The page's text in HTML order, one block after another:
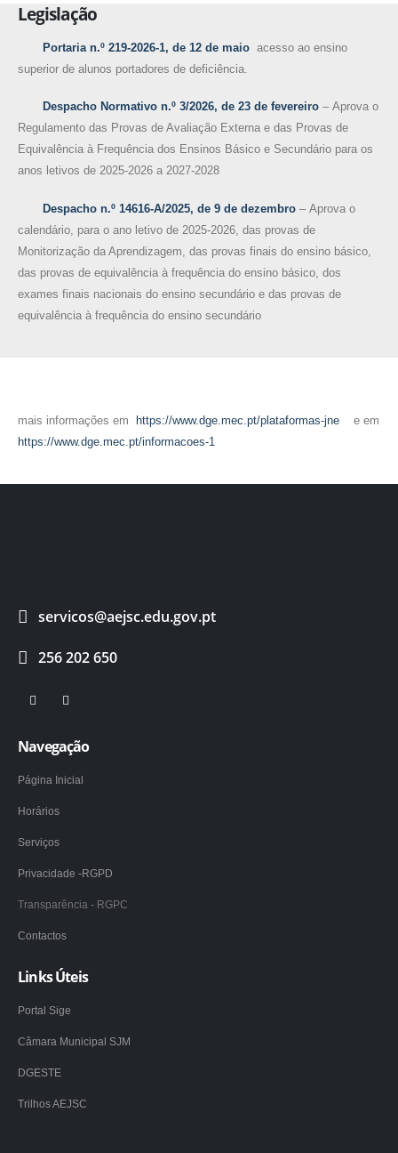
Legislação
Portaria n.º 219-2026-1, de 12 de maio acesso ao ensino
superior de alunos portadores de deficiência.
Despacho Normativo n.º 3/2026, de 23 de fevereiro – Aprova o
Regulamento das Provas de Avaliação Externa e das Provas de
Equivalência à Frequência dos Ensinos Básico e Secundário para os
anos letivos de 2025-2026 a 2027-2028
Despacho n.º 14616-A/2025, de 9 de dezembro – Aprova o
calendário, para o ano letivo de 2025-2026, das provas de
Monitorização da Aprendizagem, das provas finais do ensino básico,
das provas de equivalência à frequência do ensino básico, dos
exames finais nacionais do ensino secundário e das provas de
equivalência à frequência do ensino secundário
mais informações em https://www.dge.mec.pt/plataformas-jne
e em
https://www.dge.mec.pt/informacoes-1
servicos@aejsc.edu.gov.pt
256 202 650
Navegação
Página Inicial
Horários
Serviços
Privacidade -RGPD
Transparência - RGPC
Contactos
Links Úteis
Portal Sige
Câmara Municipal SJM
DGESTE
Trilhos AEJSC